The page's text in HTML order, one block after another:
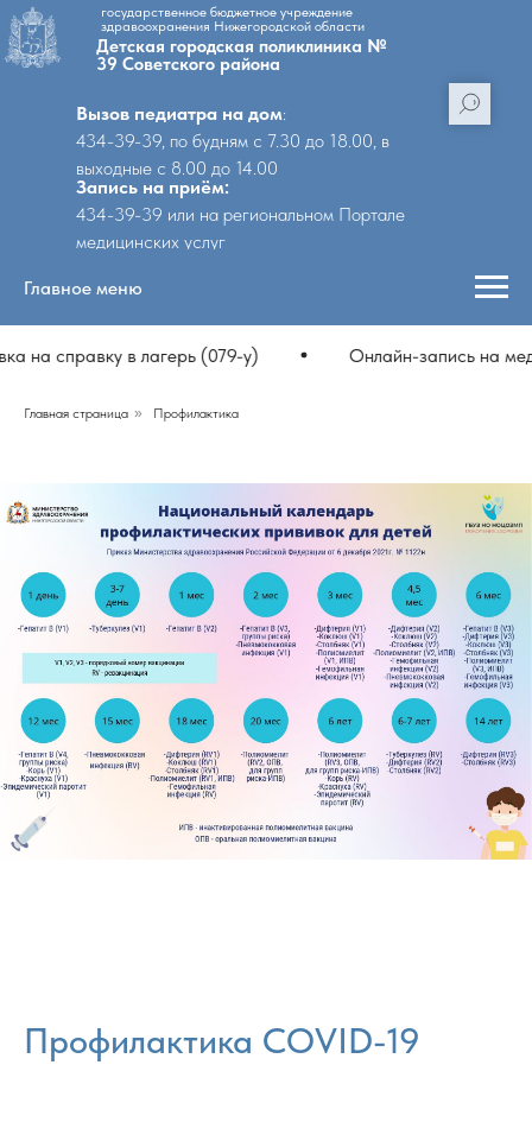
государственное бюджетное учреждение
здравоохранения Нижегородской области
Детская городская поликлиника №
39 Советского района
Запись на приём:
434-39-39 или на региональном Портале
медицинских услуг
Вызов педиатра на дом:
434-39-39, по будням с 7.30 до 18.00, в
выходные с 8.00 до 14.00
Главное меню
справку в лагерь (079-у) Онлайн-запись на
Главная страница » Профилактика
Профилактика COVID-19